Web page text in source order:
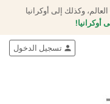
وكذلك إلى أوكرانيا
أوكرانيا!
person تسجيل الدخول